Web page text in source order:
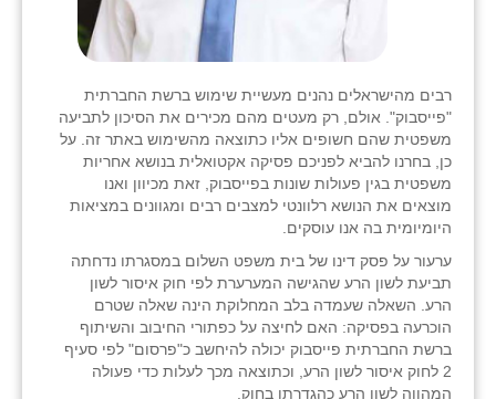
רבים מהישראלים נהנים מעשיית שימוש ברשת החברתית
"פייסבוק". אולם, רק מעטים מהם מכירים את הסיכון לתביעה
משפטית שהם חשופים אליו כתוצאה מהשימוש באתר זה. על
כן, בחרנו להביא לפניכם פסיקה אקטואלית בנושא אחריות
משפטית בגין פעולות שונות בפייסבוק, זאת מכיוון ואנו
מוצאים את הנושא רלוונטי למצבים רבים ומגוונים במציאות
היומיומית בה אנו עוסקים.
ערעור על פסק דינו של בית משפט השלום במסגרתו נדחתה
תביעת לשון הרע שהגישה המערערת לפי חוק איסור לשון
הרע. השאלה שעמדה בלב המחלוקת הינה שאלה שטרם
הוכרעה בפסיקה: האם לחיצה על כפתורי החיבוב והשיתוף
ברשת החברתית פייסבוק יכולה להיחשב כ"פרסום" לפי סעיף
2 לחוק איסור לשון הרע, וכתוצאה מכך לעלות כדי פעולה
המהווה לשון הרע כהגדרתו בחוק.